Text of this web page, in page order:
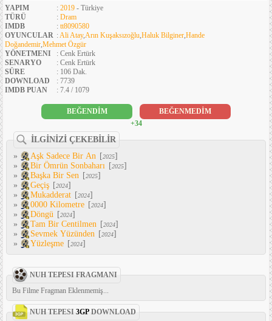
YAPIM : 2019 - Türkiye
TÜRÜ
: Dram
IMDB
: tt8090580
OYUNCULAR :Ali Atay,Arın Kuşaksızoğlu,Haluk Bilginer,Hande
Doğandemir,Mehmet Özgür
YÖNETMENI
: Cenk Ertürk
SENARYO
: Cenk Ertürk
SÜRE
: 106 Dak.
DOWNLOAD
: 7739
IMDB PUAN
: 7.4 / 1079
BEĞENDİM
BEĞENMEDİM
+34
İLGİNİZİ ÇEKEBİLİR
»
Aşk Sadece Bir An [2025]
»
Bir Ömrün Sonbaharı [2025]
»
Başka Bir Sen [2025]
»
Geçiş [2024]
»
Mukadderat [2024]
»
0000 Kilometre [2024]
»
Döngü [2024]
»
Tam Bir Centilmen [2024]
»
Sevmek Yüzünden [2024]
»
Yüzleşme [2024]
NUH TEPESI FRAGMANI
Bu Filme Fragman Eklenmemiş...
NUH TEPESI 3GP DOWNLOAD